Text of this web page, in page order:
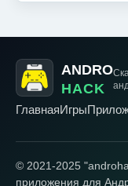
ANDRO
HACK
ГлавнаяИгры
© 2021-2025
приложения для